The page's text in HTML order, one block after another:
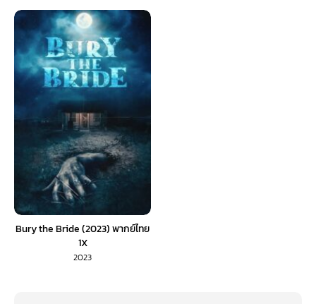
Bury the Bride (2023) พากย์ไทย
1X
2023